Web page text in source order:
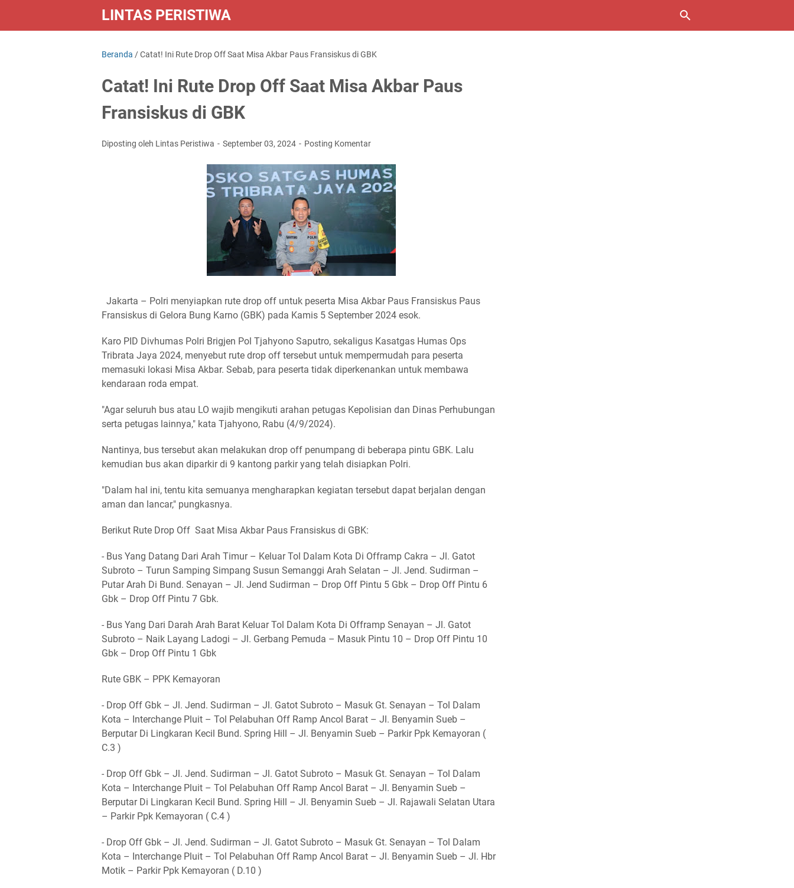
LINTAS PERISTIWA
Beranda /Catat! Ini Rute Drop Off Saat Misa Akbar Paus Fransiskus di GBK
Catat! Ini Rute Drop Off Saat Misa Akbar Paus
Fransiskus di GBK
Diposting oleh Lintas Peristiwa September 03, 2024 Posting Komentar
Jakarta – Polri menyiapkan rute drop off untuk peserta Misa Akbar Paus Fransiskus Paus
Fransiskus di Gelora Bung Karno (GBK) pada Kamis 5 September 2024 esok.
Karo PID Divhumas Polri Brigjen Pol Tjahyono Saputro, sekaligus Kasatgas Humas Ops
Tribrata Jaya 2024, menyebut rute drop off tersebut untuk mempermudah para peserta
memasuki lokasi Misa Akbar. Sebab, para peserta tidak diperkenankan untuk membawa
kendaraan roda empat.
"Agar seluruh bus atau LO wajib mengikuti arahan petugas Kepolisian dan Dinas Perhubungan
serta petugas lainnya," kata Tjahyono, Rabu (4/9/2024).
Nantinya, bus tersebut akan melakukan drop off penumpang di beberapa pintu GBK. Lalu
kemudian bus akan diparkir di 9 kantong parkir yang telah disiapkan Polri.
"Dalam hal ini, tentu kita semuanya mengharapkan kegiatan tersebut dapat berjalan dengan
aman dan lancar," pungkasnya.
Berikut Rute Drop Off Saat Misa Akbar Paus Fransiskus di GBK:
- Bus Yang Datang Dari Arah Timur – Keluar Tol Dalam Kota Di Offramp Cakra – Jl. Gatot
Subroto – Turun Samping Simpang Susun Semanggi Arah Selatan – Jl. Jend. Sudirman –
Putar Arah Di Bund. Senayan – Jl. Jend Sudirman – Drop Off Pintu 5 Gbk – Drop Off Pintu 6
Gbk – Drop Off Pintu 7 Gbk.
- Bus Yang Dari Darah Arah Barat Keluar Tol Dalam Kota Di Offramp Senayan – Jl. Gatot
Subroto – Naik Layang Ladogi – Jl. Gerbang Pemuda – Masuk Pintu 10 – Drop Off Pintu 10
Gbk – Drop Off Pintu 1 Gbk
Rute GBK – PPK Kemayoran
- Drop Off Gbk – Jl. Jend. Sudirman – Jl. Gatot Subroto – Masuk Gt. Senayan – Tol Dalam
Kota – Interchange Pluit – Tol Pelabuhan Off Ramp Ancol Barat – Jl. Benyamin Sueb –
Berputar Di Lingkaran Kecil Bund. Spring Hill – Jl. Benyamin Sueb – Parkir Ppk Kemayoran (
C.3 )
- Drop Off Gbk – Jl. Jend. Sudirman – Jl. Gatot Subroto – Masuk Gt. Senayan – Tol Dalam
Kota – Interchange Pluit – Tol Pelabuhan Off Ramp Ancol Barat – Jl. Benyamin Sueb –
Berputar Di Lingkaran Kecil Bund. Spring Hill – Jl. Benyamin Sueb – Jl. Rajawali Selatan Utara
– Parkir Ppk Kemayoran ( C.4 )
- Drop Off Gbk – Jl. Jend. Sudirman – Jl. Gatot Subroto – Masuk Gt. Senayan – Tol Dalam
Kota – Interchange Pluit – Tol Pelabuhan Off Ramp Ancol Barat – Jl. Benyamin Sueb – Jl. Hbr
Motik – Parkir Ppk Kemayoran ( D.10 )